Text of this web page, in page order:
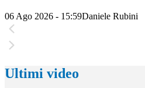
06 Ago 2026 - 15:59Daniele Rubini
Ultimi video